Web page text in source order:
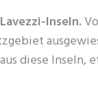
Inseln.
diese